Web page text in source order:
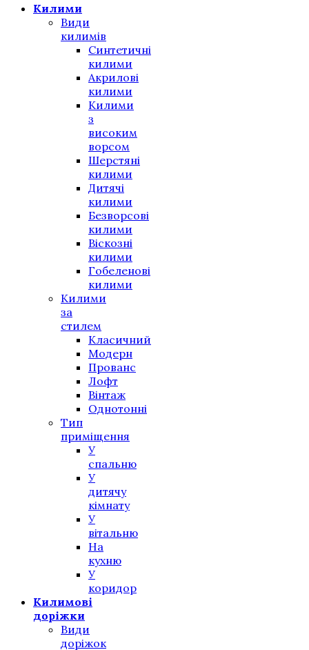
Килими
Види
килимів
Синтетичні
килими
Акрилові
килими
Килими
з
високим
ворсом
Шерстяні
килими
Дитячі
килими
Безворсові
килими
Віскозні
килими
Гобеленові
килими
Килими
за
стилем
Класичний
Модерн
Прованс
Лофт
Вінтаж
Однотонні
Тип
приміщення
У
спальню
У
дитячу
кімнату
У
вітальню
На
кухню
У
коридор
Килимові
доріжки
Види
доріжок